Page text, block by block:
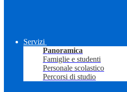
Servizi
Panoramica
Famiglie e studenti
Personale scolastico
Percorsi di studio